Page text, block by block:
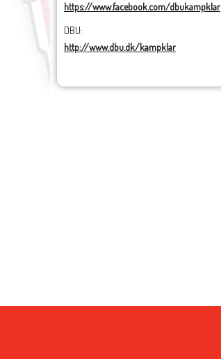
https://www.facebook.com/dbukampklar
DBU:
http://www.dbu.dk/kampklar